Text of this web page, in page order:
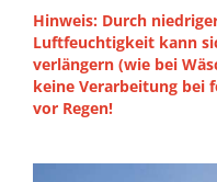
Hinweis: Durch
Luftfeuchtigkeit kann
verlängern (wie bei
keine Verarbeitung bei
vor Regen!